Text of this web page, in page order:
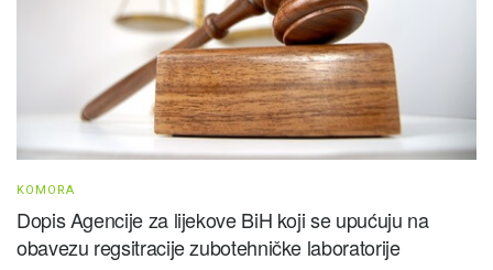
KOMORA
Dopis Agencije za lijekove BiH koji se upućuju na
obavezu regsitracije zubotehničke laboratorije